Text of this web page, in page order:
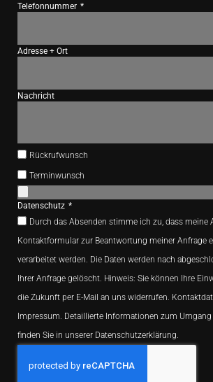
Telefonnummer
Adresse + Ort
Nachricht
Rückrufwunsch
Terminwunsch
Datenschutz
Durch das Absenden stimme ich zu, dass meine
Kontaktformular zur Beantwortung meiner Anfrage
verarbeitet werden. Die Daten werden nach
Ihrer Anfrage gelöscht. Hinweis: Sie können Ihre
die Zukunft per E-Mail an uns widerrufen.
Impressum. Detaillierte Informationen zum
finden Sie in unserer Datenschutzerklärung.